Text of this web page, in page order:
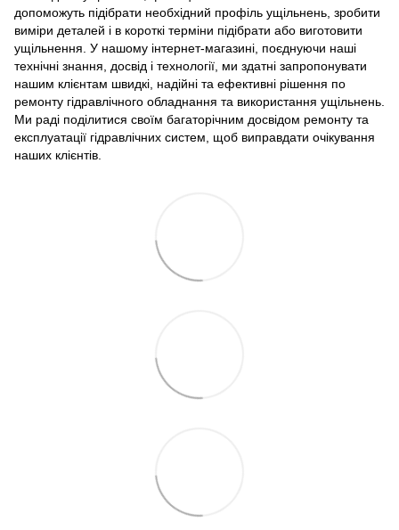
допоможуть підібрати необхідний профіль ущільнень, зробити
виміри деталей і в короткі терміни підібрати або виготовити
ущільнення. У нашому інтернет-магазині, поєднуючи наші
технічні знання, досвід і технології, ми здатні запропонувати
нашим клієнтам швидкі, надійні та ефективні рішення по
ремонту гідравлічного обладнання та використання ущільнень.
Ми раді поділитися своїм багаторічним досвідом ремонту та
експлуатації гідравлічних систем, щоб виправдати очікування
наших клієнтів.